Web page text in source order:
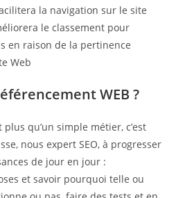
la navigation sur le site
le classement pour
en raison de la pertinence
Web
WEB ?
qu’un simple métier, c’est
nous expert SEO, à progresser
de jour en jour :
et savoir pourquoi telle ou